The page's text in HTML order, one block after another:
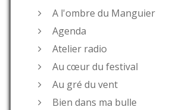
A l'ombre du Manguier
Agenda
Atelier radio
Au cœur du festival
Au gré du vent
Bien dans ma bulle